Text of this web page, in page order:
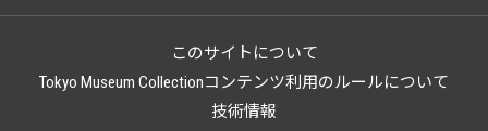
このサイトについて
Tokyo Museum Collectionコンテンツ利用のルールについて
技術情報